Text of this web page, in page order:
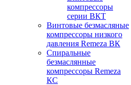
компрессоры
серии ВКТ
Винтовые безмасляные
компрессоры низкого
давления Remeza ВК
Спиральные
безмаслянные
компрессоры Remeza
КС